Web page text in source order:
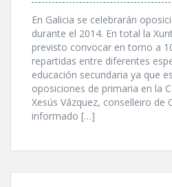
En Galicia se celebrarán
durante el 2014. En total la
previsto convocar en torno a
repartidas entre diferentes
educación secundaria ya que
oposiciones de primaria en la
Xesús Vázquez, conselleiro de
informado […]